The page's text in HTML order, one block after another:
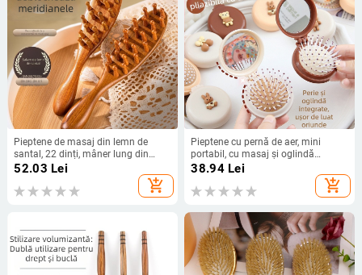
Pieptene de masaj din lemn de
santal, 22 dinți, mâner lung din
lemn, Jing County origine
52.03 Lei
add_shopping_cart
Pieptene cu pernă de aer, mini
portabil, cu masaj și oglindă
încorporată
38.94Lei
add_shopping_cart